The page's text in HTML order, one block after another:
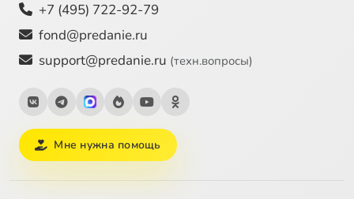
+7 (495) 722-92-79
fond@predanie.ru
support@predanie.ru (техн.вопросы)
Мне нужна помощь